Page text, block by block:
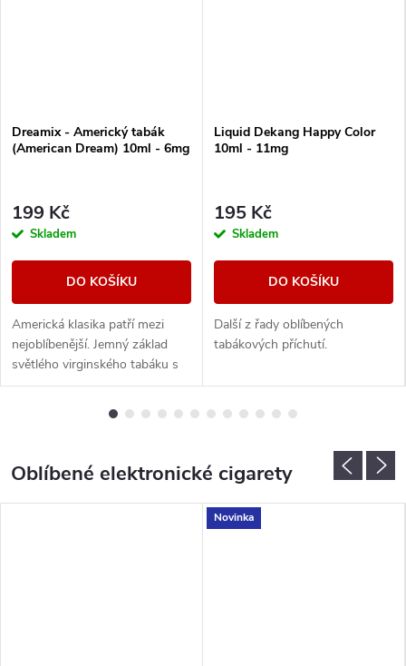
Dreamix - Americký tabák
(American Dream) 10ml - 6mg
199 Kč
Skladem
DO KOŠÍKU
Americká klasika patří mezi
nejoblíbenější. Jemný základ
světlého virginského tabáku s
sebou nese nenápadné lehce
Liquid Dekang Happy Color
10ml - 11mg
195 Kč
Skladem
DO KOŠÍKU
Další z řady oblíbených
tabákových příchutí.
Oblíbené elektronické cigarety
Novinka